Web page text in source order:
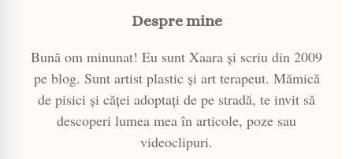
Despre mine
Bună om minunat! Eu sunt Xaara și scriu din 2009
pe blog. Sunt artist plastic și art terapeut. Mămică
de pisici și căței adoptați de pe stradă, te invit să
descoperi lumea mea în articole, poze sau
videoclipuri.